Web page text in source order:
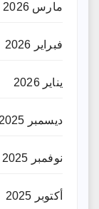
مارس 2026
فبراير 2026
يناير 2026
ديسمبر 2025
نوفمبر 2025
أكتوبر 2025